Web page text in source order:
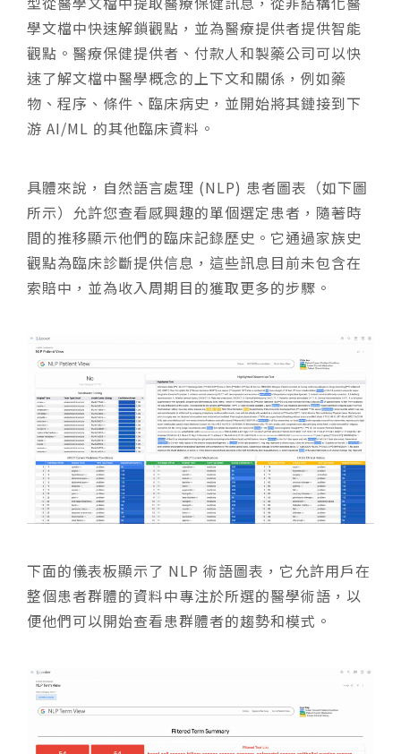
學文檔中快速解鎖觀點，並為醫療提供者提供智能
觀點。醫療保健提供者、付款人和製藥公司可以快
速了解文檔中醫學概念的上下文和關係，例如藥
物、程序、條件、臨床病史，並開始將其鏈接到下
游 AI/ML 的其他臨床資料。
具體來說，自然語言處理 (NLP) 患者圖表（如下圖
所示）允許您查看感興趣的單個選定患者，隨著時
間的推移顯示他們的臨床記錄歷史。它通過家族史
觀點為臨床診斷提供信息，這些訊息目前未包含在
索賠中，並為收入周期目的獲取更多的步驟。
下面的儀表板顯示了 NLP 術語圖表，它允許用戶在
整個患者群體的資料中專注於所選的醫學術語，以
便他們可以開始查看患群體者的趨勢和模式。